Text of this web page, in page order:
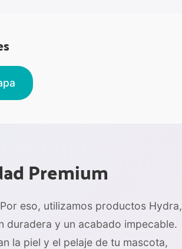
Premium
eso, utilizamos productos Hydra,
duradera y un acabado impecable.
la piel y el pelaje de tu mascota,